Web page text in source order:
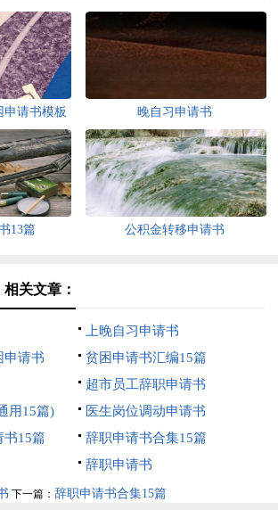
申请书模板
晚自习申请书
13篇 公积金转移申请书
相关文章：
上晚自习申请书
申请书
贫困申请书汇编15篇
超市员工辞职申请书
用15篇)
医生岗位调动申请书
书15篇
辞职申请书合集15篇
辞职申请书
下一篇： 辞职申请书合集15篇